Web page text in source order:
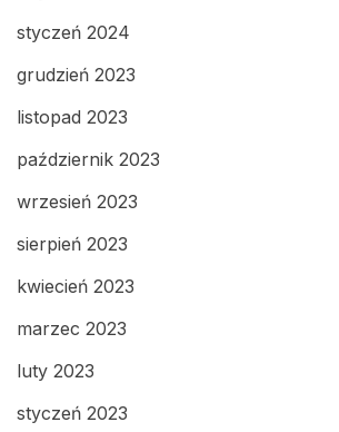
styczeń 2024
grudzień 2023
listopad 2023
październik 2023
wrzesień 2023
sierpień 2023
kwiecień 2023
marzec 2023
luty 2023
styczeń 2023